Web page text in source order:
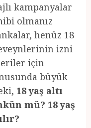
kampanyalar
olmanız
henüz 18
izni
için
büyük
18 yaş altı
mü? 18 yaş